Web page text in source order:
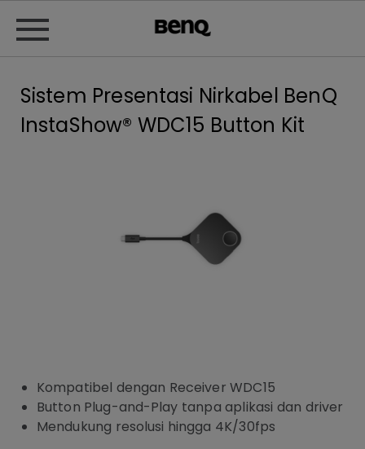
Sistem Presentasi Nirkabel BenQ
InstaShow® WDC15 Button Kit
Kompatibel dengan Receiver WDC15
Button Plug-and-Play tanpa aplikasi dan driver
Mendukung resolusi hingga 4K/30fps